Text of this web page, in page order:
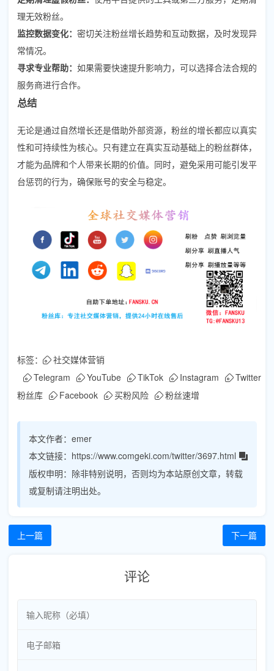
理无效粉丝。
监控数据变化： 密切关注粉丝增长趋势和互动数据，及时发现异
常情况。
寻求专业帮助： 如果需要快速提升影响力，可以选择合法合规的
服务商进行合作。
总结
无论是通过自然增长还是借助外部资源，粉丝的增长都应以真实
性和可持续性为核心。只有建立在真实互动基础上的粉丝群体，
才能为品牌和个人带来长期的价值。同时，避免采用可能引发平
台惩罚的行为，确保账号的安全与稳定。
标签：
社交媒体营销
Telegram
YouTube TikTok Instagram
Twitter
粉丝库
Facebook 买粉风险 粉丝速增
本文作者： emer
本文链接： https://www.comgeki.com/twitter/3697.html
版权申明： 除非特别说明，否则均为本站原创文章，转载
或复制请注明出处。
上一篇 下一篇
评论